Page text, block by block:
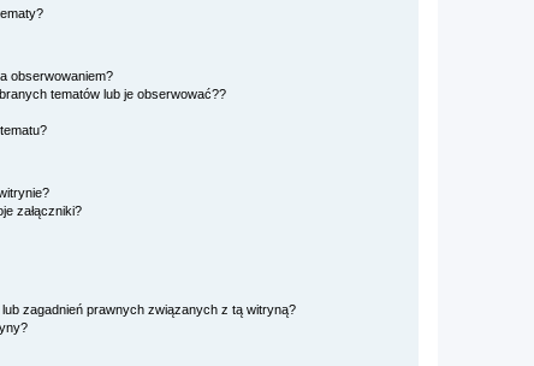
obserwowaniem?
tematów lub je obserwować??
załączniki?
zagadnień prawnych związanych z tą witryną?